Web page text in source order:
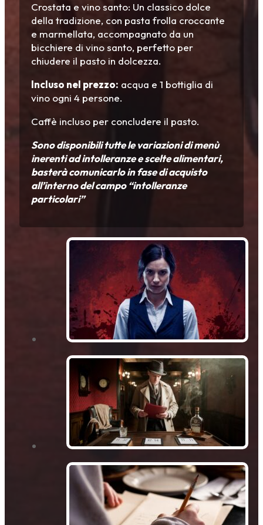
Crostata e vino santo: Un classico dolce
della tradizione, con pasta frolla croccante
e marmellata, accompagnato da un
bicchiere di vino santo, perfetto per
chiudere il pasto in dolcezza.
Incluso nel prezzo: acqua e 1 bottiglia di
vino ogni 4 persone.
Caffè incluso per concludere il pasto.
Sono disponibili tutte le variazioni di menù
inerenti ad intolleranze e scelte alimentari,
basterà comunicarlo in fase di acquisto
all’interno del campo “intolleranze
particolari”